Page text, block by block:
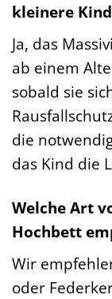
kleinere
Ja, das
ab einem
sobald sie
die
das Kind die
Welche Art
Hochbett
Wir
oder